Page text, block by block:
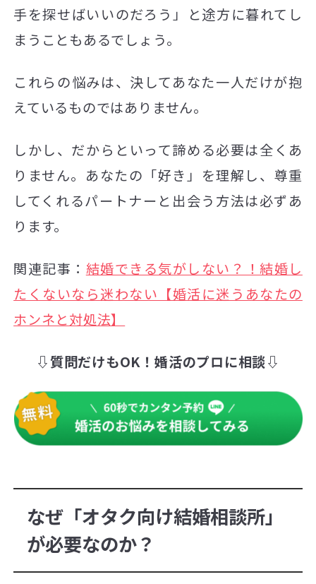
手を探せばいいのだろう」と途方に暮れてし
まうこともあるでしょう。
これらの悩みは、決してあなた一人だけが抱
えているものではありません。
しかし、だからといって諦める必要は全くあ
りません。あなたの「好き」を理解し、尊重
してくれるパートナーと出会う方法は必ずあ
ります。
関連記事： 結婚できる気がしない？！結婚し
たくないなら迷わない【婚活に迷うあなたの
ホンネと対処法】
⇩質問だけもOK！婚活のプロに相談⇩
なぜ「オタク向け結婚相談所」
が必要なのか？